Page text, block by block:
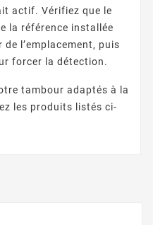
actif. Vérifiez que le
la référence installée
l’emplacement, puis
forcer la détection.
tambour adaptés à la
les produits listés ci-